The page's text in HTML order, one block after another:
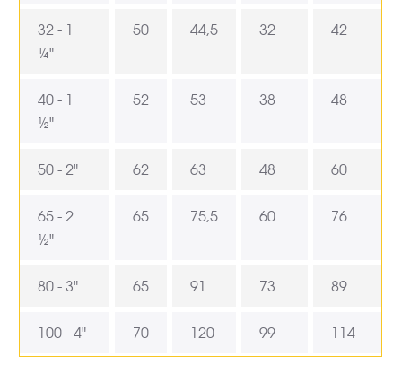
32 - 1
¼"
50 44,5 32 42
40 - 1
½"
52 53 38 48
50 - 2" 62 63 48 60
65 - 2
½"
65 75,5 60 76
80 - 3" 65 91 73 89
100 - 4" 70 120 99 114